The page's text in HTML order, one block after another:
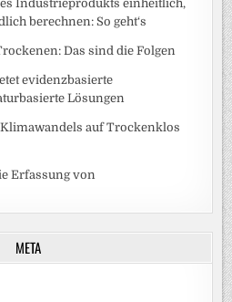
Industrieprodukts einheitlich,
berechnen: So geht‘s
Das sind die Folgen
evidenzbasierte
Lösungen
auf Trockenklos
Erfassung von
META